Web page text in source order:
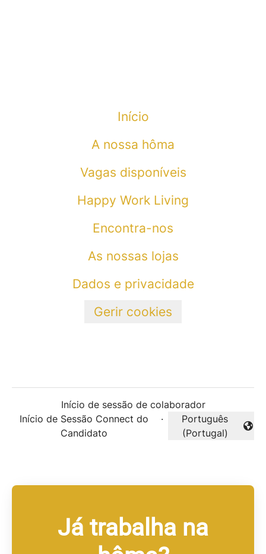
Início
A nossa hôma
Vagas disponíveis
Happy Work Living
Encontra-nos
As nossas lojas
Dados e privacidade
Gerir cookies
Início de sessão de colaborador
Início de Sessão Connect do
Candidato
·
Alterar idioma
Português
(Portugal)
Já trabalha na